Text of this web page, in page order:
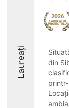
Laureați
din